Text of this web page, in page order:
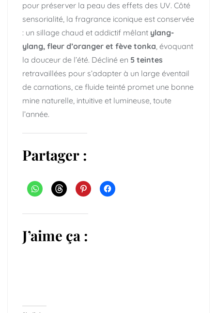
pour préserver la peau des effets des UV. Côté
sensorialité, la fragrance iconique est conservée
: un sillage chaud et addictif mêlant ylang-
ylang, fleur d’oranger et fève tonka, évoquant
la douceur de l’été. Décliné en 5 teintes
retravaillées pour s’adapter à un large éventail
de carnations, ce fluide teinté promet une bonne
mine naturelle, intuitive et lumineuse, toute
l’année.
Partager :
J’aime ça :